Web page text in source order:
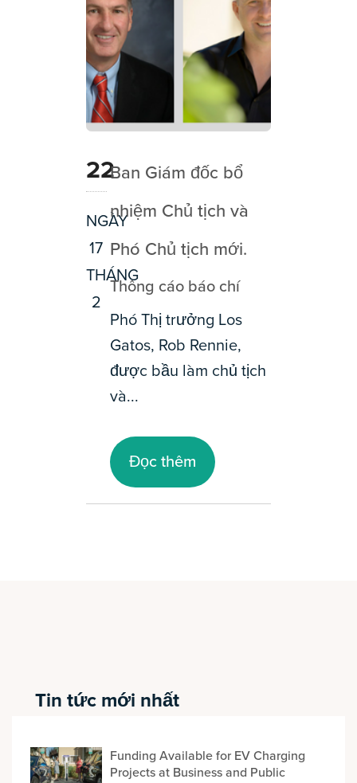
22
NGÀY
17
THÁNG
2
Ban Giám đốc bổ
nhiệm Chủ tịch và
Phó Chủ tịch mới.
Thông cáo báo chí
Phó Thị trưởng Los
Gatos, Rob Rennie,
được bầu làm chủ tịch
và...
Đọc thêm
Tin tức mới nhất
Funding Available for EV Charging
Projects at Business and Public